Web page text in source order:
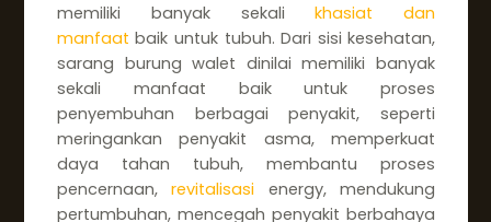
memiliki banyak sekalikhasiat dan
manfaat baik untuk tubuh. Dari sisi kesehatan,
sarang burung walet dinilai memiliki banyak
sekali manfaat baik untuk proses
penyembuhan berbagai penyakit, seperti
meringankan penyakit asma, memperkuat
daya tahan tubuh, membantu proses
pencernaan,revitalisasi energy, mendukung
pertumbuhan, mencegah penyakit berbahaya